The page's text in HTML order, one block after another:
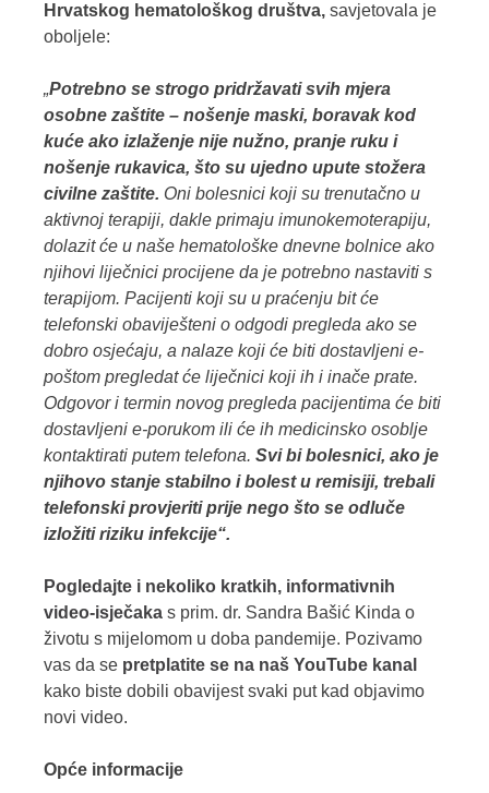
Hrvatskog hematološkog društva, savjetovala je
oboljele:
„Potrebno se strogo pridržavati svih mjera
osobne zaštite – nošenje maski, boravak kod
kuće ako izlaženje nije nužno, pranje ruku i
nošenje rukavica, što su ujedno upute stožera
civilne zaštite. Oni bolesnici koji su trenutačno u
aktivnoj terapiji, dakle primaju imunokemoterapiju,
dolazit će u naše hematološke dnevne bolnice ako
njihovi liječnici procijene da je potrebno nastaviti s
terapijom. Pacijenti koji su u praćenju bit će
telefonski obaviješteni o odgodi pregleda ako se
dobro osjećaju, a nalaze koji će biti dostavljeni e-
poštom pregledat će liječnici koji ih i inače prate.
Odgovor i termin novog pregleda pacijentima će biti
dostavljeni e-porukom ili će ih medicinsko osoblje
kontaktirati putem telefona. Svi bi bolesnici, ako je
njihovo stanje stabilno i bolest u remisiji, trebali
telefonski provjeriti prije nego što se odluče
izložiti riziku infekcije“.
Pogledajte i nekoliko kratkih, informativnih
video-isječaka s prim. dr. Sandra Bašić Kinda o
životu s mijelomom u doba pandemije. Pozivamo
vas da se pretplatite se na naš YouTube kanal
kako biste dobili obavijest svaki put kad objavimo
novi video.
Opće informacije